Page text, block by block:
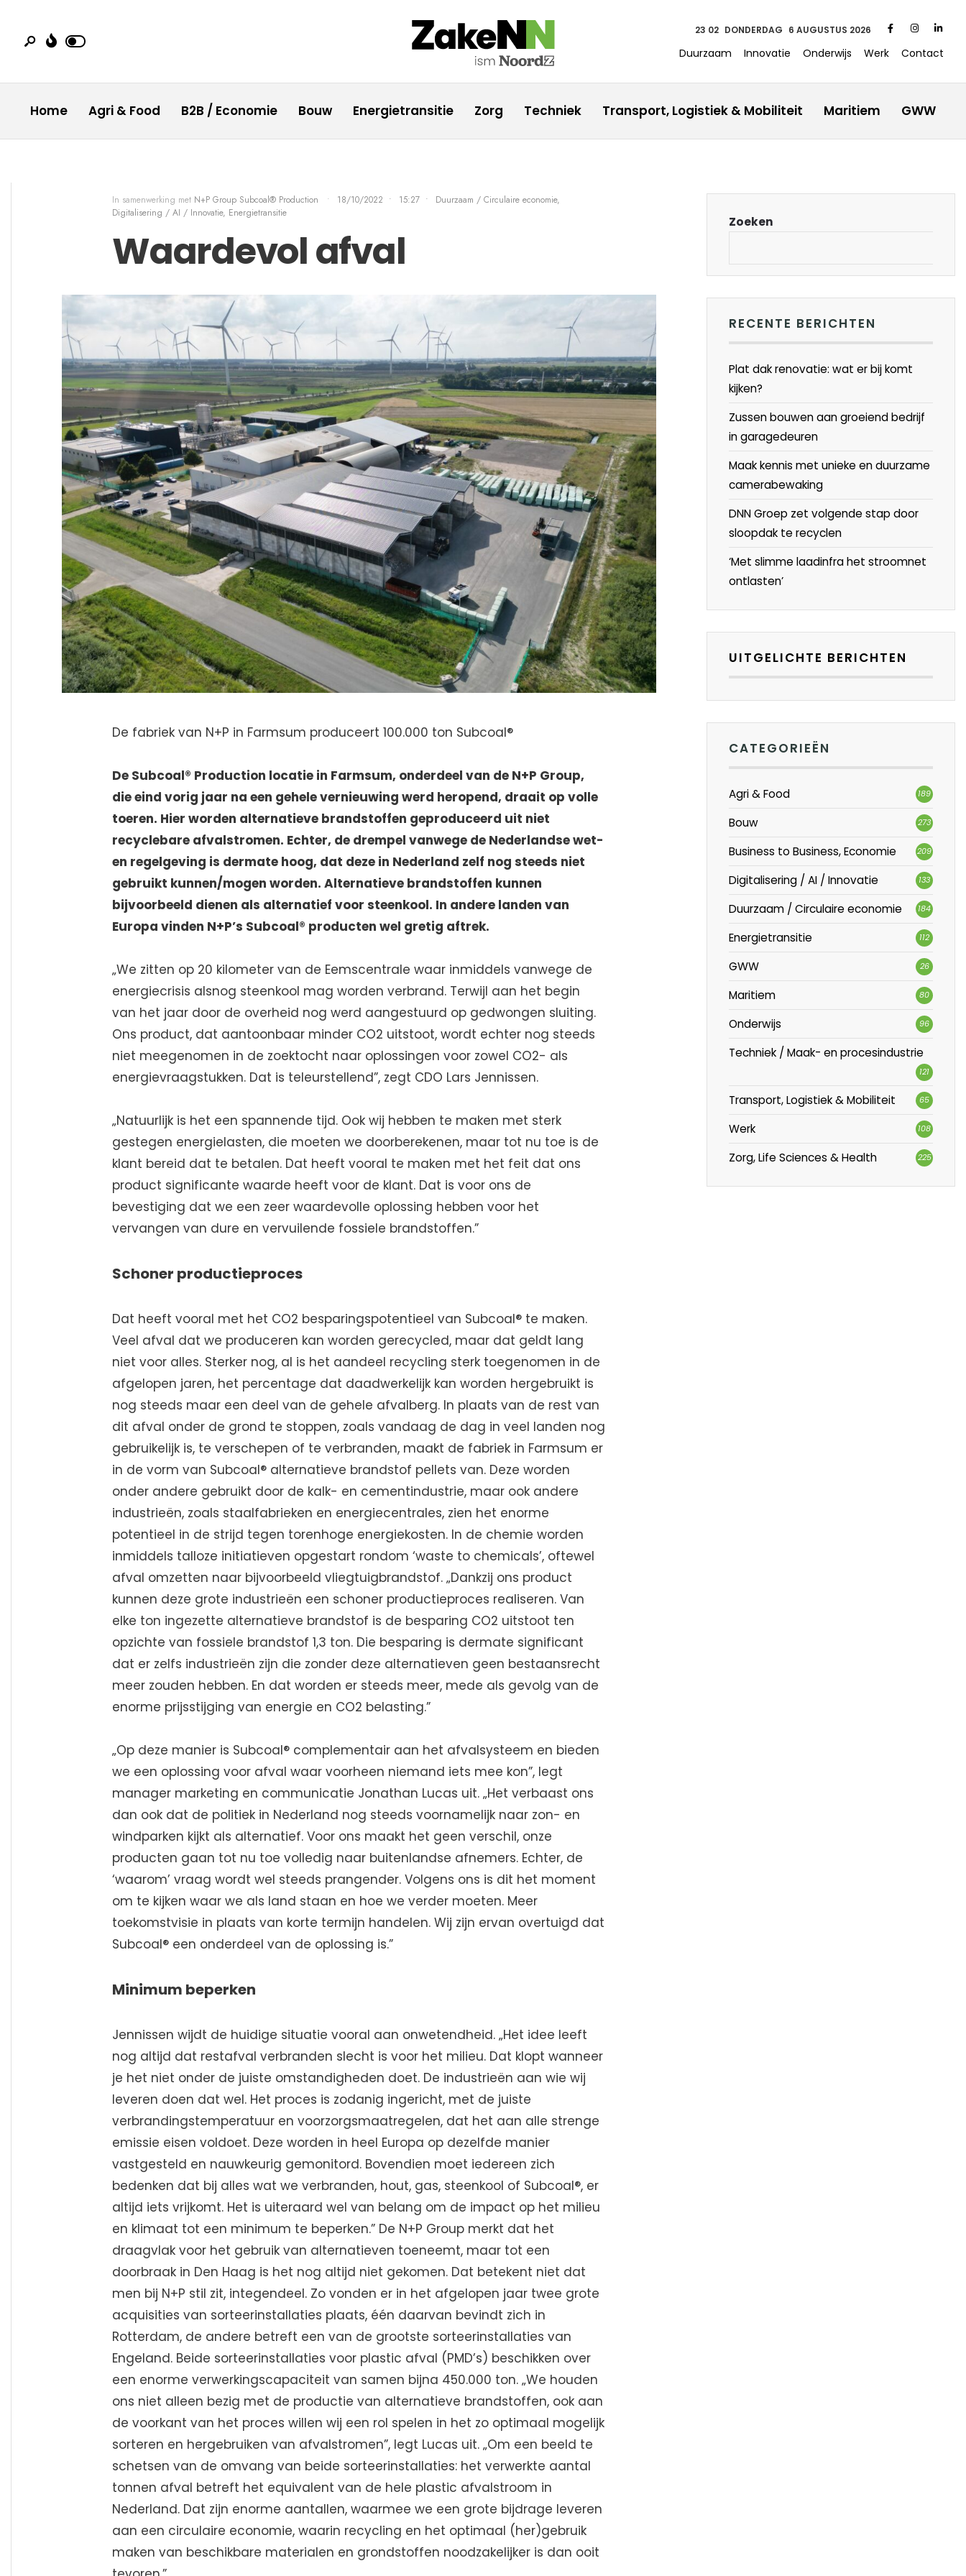
23:02 DONDERDAG 6 AUGUSTUS 2026
Duurzaam Innovatie Onderwijs Werk Contact
Home Agri & Food B2B / Economie Bouw Energietransitie Zorg Techniek Transport, Logistiek & Mobiliteit Maritiem GWW
In samenwerking met N+P Group Subcoal® Production • 18/10/2022 • 15:27 • Duurzaam / Circulaire economie,
Digitalisering / AI / Innovatie, Energietransitie
Waardevol afval
De fabriek van N+P in Farmsum produceert 100.000 ton Subcoal®
De Subcoal® Production locatie in Farmsum, onderdeel van de N+P Group,
die eind vorig jaar na een gehele vernieuwing werd heropend, draait op volle
toeren. Hier worden alternatieve brandstoffen geproduceerd uit niet
recyclebare afvalstromen. Echter, de drempel vanwege de Nederlandse wet-
en regelgeving is dermate hoog, dat deze in Nederland zelf nog steeds niet
gebruikt kunnen/mogen worden. Alternatieve brandstoffen kunnen
bijvoorbeeld dienen als alternatief voor steenkool. In andere landen van
Europa vinden N+P’s Subcoal® producten wel gretig aftrek.
„We zitten op 20 kilometer van de Eemscentrale waar inmiddels vanwege de
energiecrisis alsnog steenkool mag worden verbrand. Terwijl aan het begin
van het jaar door de overheid nog werd aangestuurd op gedwongen sluiting.
Ons product, dat aantoonbaar minder CO2 uitstoot, wordt echter nog steeds
niet meegenomen in de zoektocht naar oplossingen voor zowel CO2- als
energievraagstukken. Dat is teleurstellend”, zegt CDO Lars Jennissen.
„Natuurlijk is het een spannende tijd. Ook wij hebben te maken met sterk
gestegen energielasten, die moeten we doorberekenen, maar tot nu toe is de
klant bereid dat te betalen. Dat heeft vooral te maken met het feit dat ons
product significante waarde heeft voor de klant. Dat is voor ons de
bevestiging dat we een zeer waardevolle oplossing hebben voor het
vervangen van dure en vervuilende fossiele brandstoffen.”
Schoner productieproces
Dat heeft vooral met het CO2 besparingspotentieel van Subcoal® te maken.
Veel afval dat we produceren kan worden gerecycled, maar dat geldt lang
niet voor alles. Sterker nog, al is het aandeel recycling sterk toegenomen in de
afgelopen jaren, het percentage dat daadwerkelijk kan worden hergebruikt is
nog steeds maar een deel van de gehele afvalberg. In plaats van de rest van
dit afval onder de grond te stoppen, zoals vandaag de dag in veel landen nog
gebruikelijk is, te verschepen of te verbranden, maakt de fabriek in Farmsum er
in de vorm van Subcoal® alternatieve brandstof pellets van. Deze worden
onder andere gebruikt door de kalk- en cementindustrie, maar ook andere
industrieën, zoals staalfabrieken en energiecentrales, zien het enorme
potentieel in de strijd tegen torenhoge energiekosten. In de chemie worden
inmiddels talloze initiatieven opgestart rondom ‘waste to chemicals’, oftewel
afval omzetten naar bijvoorbeeld vliegtuigbrandstof. „Dankzij ons product
kunnen deze grote industrieën een schoner productieproces realiseren. Van
elke ton ingezette alternatieve brandstof is de besparing CO2 uitstoot ten
opzichte van fossiele brandstof 1,3 ton. Die besparing is dermate significant
dat er zelfs industrieën zijn die zonder deze alternatieven geen bestaansrecht
meer zouden hebben. En dat worden er steeds meer, mede als gevolg van de
enorme prijsstijging van energie en CO2 belasting.”
„Op deze manier is Subcoal® complementair aan het afvalsysteem en bieden
we een oplossing voor afval waar voorheen niemand iets mee kon”, legt
manager marketing en communicatie Jonathan Lucas uit. „Het verbaast ons
dan ook dat de politiek in Nederland nog steeds voornamelijk naar zon- en
windparken kijkt als alternatief. Voor ons maakt het geen verschil, onze
producten gaan tot nu toe volledig naar buitenlandse afnemers. Echter, de
‘waarom’ vraag wordt wel steeds prangender. Volgens ons is dit het moment
om te kijken waar we als land staan en hoe we verder moeten. Meer
toekomstvisie in plaats van korte termijn handelen. Wij zijn ervan overtuigd dat
Subcoal® een onderdeel van de oplossing is.”
Minimum beperken
Jennissen wijdt de huidige situatie vooral aan onwetendheid. „Het idee leeft
nog altijd dat restafval verbranden slecht is voor het milieu. Dat klopt wanneer
je het niet onder de juiste omstandigheden doet. De industrieën aan wie wij
leveren doen dat wel. Het proces is zodanig ingericht, met de juiste
verbrandingstemperatuur en voorzorgsmaatregelen, dat het aan alle strenge
emissie eisen voldoet. Deze worden in heel Europa op dezelfde manier
vastgesteld en nauwkeurig gemonitord. Bovendien moet iedereen zich
bedenken dat bij alles wat we verbranden, hout, gas, steenkool of Subcoal®, er
altijd iets vrijkomt. Het is uiteraard wel van belang om de impact op het milieu
en klimaat tot een minimum te beperken.” De N+P Group merkt dat het
draagvlak voor het gebruik van alternatieven toeneemt, maar tot een
doorbraak in Den Haag is het nog altijd niet gekomen. Dat betekent niet dat
men bij N+P stil zit, integendeel. Zo vonden er in het afgelopen jaar twee grote
acquisities van sorteerinstallaties plaats, één daarvan bevindt zich in
Rotterdam, de andere betreft een van de grootste sorteerinstallaties van
Engeland. Beide sorteerinstallaties voor plastic afval (PMD’s) beschikken over
een enorme verwerkingscapaciteit van samen bijna 450.000 ton. „We houden
ons niet alleen bezig met de productie van alternatieve brandstoffen, ook aan
de voorkant van het proces willen wij een rol spelen in het zo optimaal mogelijk
sorteren en hergebruiken van afvalstromen”, legt Lucas uit. „Om een beeld te
schetsen van de omvang van beide sorteerinstallaties: het verwerkte aantal
tonnen afval betreft het equivalent van de hele plastic afvalstroom in
Nederland. Dat zijn enorme aantallen, waarmee we een grote bijdrage leveren
aan een circulaire economie, waarin recycling en het optimaal (her)gebruik
maken van beschikbare materialen en grondstoffen noodzakelijker is dan ooit
Zoeken
RECENTE BERICHTEN
Plat dak renovatie: wat er bij komt
kijken?
Zussen bouwen aan groeiend bedrijf
in garagedeuren
Maak kennis met unieke en duurzame
camerabewaking
DNN Groep zet volgende stap door
sloopdak te recyclen
‘Met slimme laadinfra het stroomnet
ontlasten’
UITGELICHTE BERICHTEN
CATEGORIEËN
Agri & Food 189
Bouw 273
Business to Business, Economie 209
Digitalisering / AI / Innovatie 133
Duurzaam / Circulaire economie 184
Energietransitie 112
GWW 26
Maritiem 80
Onderwijs 96
Techniek / Maak- en procesindustrie
121
Transport, Logistiek & Mobiliteit 65
Werk 108
Zorg, Life Sciences & Health 225